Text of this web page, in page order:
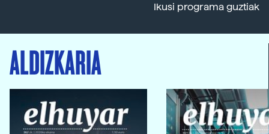
Ikusi programa guztiak
ALDIZKARIA